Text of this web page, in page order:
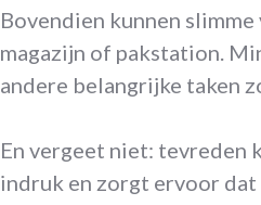
Bovendien kunnen
magazijn of pakstation.
andere belangrijke taken
En vergeet niet: tevreden
indruk en zorgt ervoor dat